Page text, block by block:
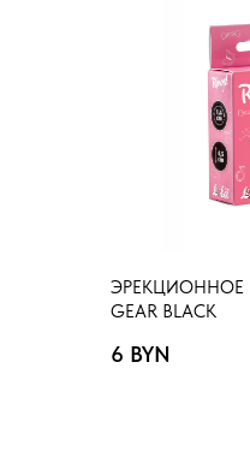
ЭРЕКЦИОННОЕ
GEAR BLACK
6 BYN